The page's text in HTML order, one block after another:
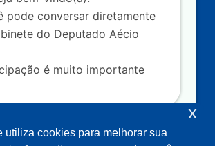
5964
0121
0834
pode conversar diretamente
do Deputado Aécio
é muito importante
o contato pelo WhatsApp, você
dados serão utilizados exclusivamente
utiliza cookies para melhorar sua
x